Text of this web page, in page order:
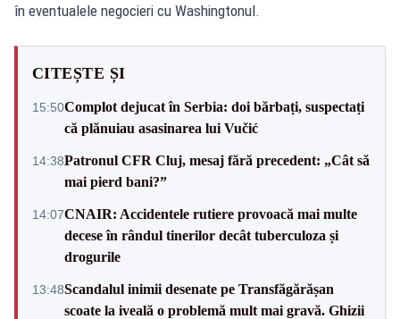
în eventualele negocieri cu Washingtonul.
CITEȘTE ȘI
15:50Complot dejucat în Serbia: doi bărbați, suspectați
că plănuiau asasinarea lui Vučić
14:38Patronul CFR Cluj, mesaj fără precedent: „Cât să
mai pierd bani?”
14:07CNAIR: Accidentele rutiere provoacă mai multe
decese în rândul tinerilor decât tuberculoza și
drogurile
13:48Scandalul inimii desenate pe Transfăgărășan
scoate la iveală o problemă mult mai gravă. Ghizii